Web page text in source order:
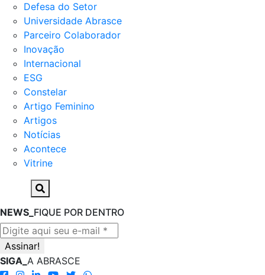
Defesa do Setor
Universidade Abrasce
Parceiro Colaborador
Inovação
Internacional
ESG
Constelar
Artigo Feminino
Artigos
Notícias
Acontece
Vitrine
NEWS_ FIQUE POR DENTRO
SIGA_ A ABRASCE